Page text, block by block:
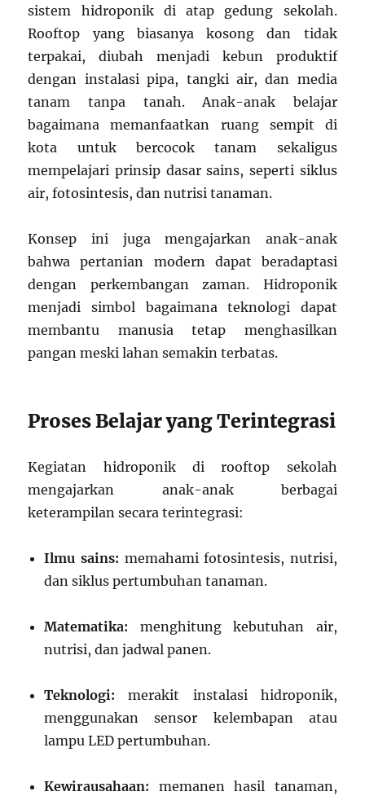
sistem hidroponik di atap gedung sekolah.
Rooftop yang biasanya kosong dan tidak
terpakai, diubah menjadi kebun produktif
dengan instalasi pipa, tangki air, dan media
tanam tanpa tanah. Anak-anak belajar
bagaimana memanfaatkan ruang sempit di
kota untuk bercocok tanam sekaligus
mempelajari prinsip dasar sains, seperti siklus
air, fotosintesis, dan nutrisi tanaman.
Konsep ini juga mengajarkan anak-anak
bahwa pertanian modern dapat beradaptasi
dengan perkembangan zaman. Hidroponik
menjadi simbol bagaimana teknologi dapat
membantu manusia tetap menghasilkan
pangan meski lahan semakin terbatas.
Proses Belajar yang Terintegrasi
Kegiatan hidroponik di rooftop sekolah
mengajarkan anak-anak berbagai
keterampilan secara terintegrasi:
Ilmu sains: memahami fotosintesis, nutrisi,
dan siklus pertumbuhan tanaman.
Matematika: menghitung kebutuhan air,
nutrisi, dan jadwal panen.
Teknologi: merakit instalasi hidroponik,
menggunakan sensor kelembapan atau
lampu LED pertumbuhan.
Kewirausahaan: memanen hasil tanaman,